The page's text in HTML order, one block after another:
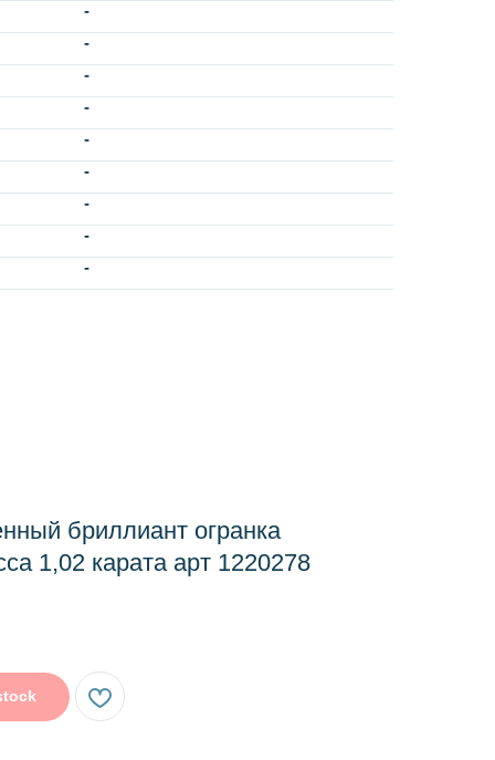
-
-
-
-
-
-
-
-
-
бриллиант огранка
1,02 карата арт 1220278